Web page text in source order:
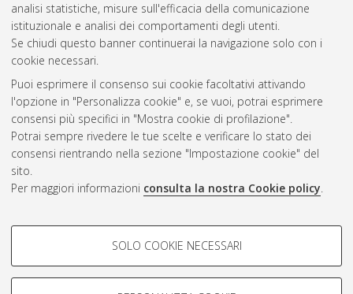
analisi statistiche, misure sull'efficacia della comunicazione
istituzionale e analisi dei comportamenti degli utenti.
Se chiudi questo banner continuerai la navigazione solo con i
cookie necessari.
Puoi esprimere il consenso sui cookie facoltativi attivando
l'opzione in "Personalizza cookie" e, se vuoi, potrai esprimere
consensi più specifici in "Mostra cookie di profilazione".
Potrai sempre rivedere le tue scelte e verificare lo stato dei
consensi rientrando nella sezione "Impostazione cookie" del
sito.
Per maggiori informazioni consulta la nostra Cookie policy.
COOKIE DI PROFILAZIONE -
Si tratta di cookie utilizzati per analizzare le caratteristiche della
SOLO COOKIE NECESSARI
Gestione del documento:
Atom
Rss 1.0
Rss 2.0
AMS Laurea
Impostazioni Cookie
Informativa sulla privacy
Condizioni d’uso del sito